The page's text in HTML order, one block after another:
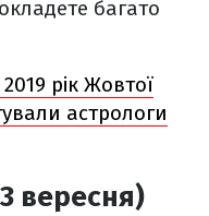
багато
рік Жовтої
астрологи
вересня)